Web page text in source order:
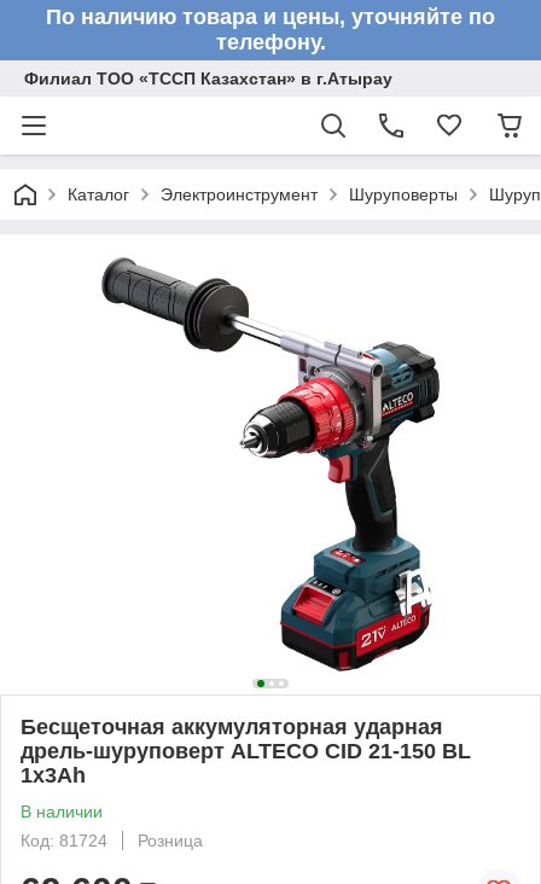
По наличию товара и цены, уточняйте по
телефону.
Филиал ТОО «ТССП Казахстан» в г.Атырау
Каталог Электроинструмент Шуруповерты
Бесщеточная аккумуляторная ударная
дрель-шуруповерт ALTECO CID 21-150 BL
1x3Ah
В наличии
Код: 81724
Розница